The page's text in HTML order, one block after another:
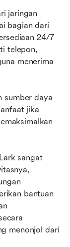
jaringan
bagian dari
24/7
telepon,
menerima
sumber daya
jika
sangat
bantuan
menonjol dari